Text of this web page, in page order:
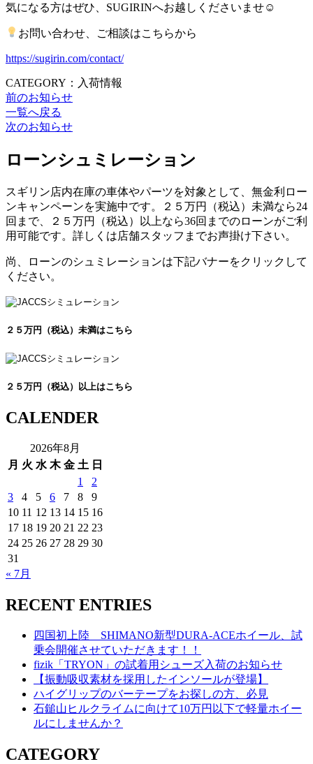
気になる方はぜひ、SUGIRINへお越しくださいませ☺︎
お問い合わせ、ご相談はこちらから
https://sugirin.com/contact/
CATEGORY：入荷情報
前のお知らせ
一覧へ戻る
次のお知らせ
ローンシュミレーション
スギリン店内在庫の車体やパーツを対象として、無金利ロー
ンキャンペーンを実施中です。２５万円（税込）未満なら24
回まで、２５万円（税込）以上なら36回までのローンがご利
用可能です。詳しくは店舗スタッフまでお声掛け下さい。
尚、ローンのシュミレーションは下記バナーをクリックして
ください。
２５万円（税込）未満はこちら
２５万円（税込）以上はこちら
CALENDER
2026年8月
月 火 水 木 金 土 日
1
2
3
4 5 6 7 8
9
10 11 12 13 14 15 16
17 18 19 20 21 22 23
24 25 26 27 28 29 30
31
« 7月
RECENT ENTRIES
四国初上陸 SHIMANO新型DURA-ACEホイール、試
乗会開催させていただきます！！
fizik「TRYON」の試着用シューズ入荷のお知らせ
【振動吸収素材を採用したインソールが登場】
ハイグリップのバーテープをお探しの方、必見
石鎚山ヒルクライムに向けて10万円以下で軽量ホイー
ルにしませんか？
CATEGORY